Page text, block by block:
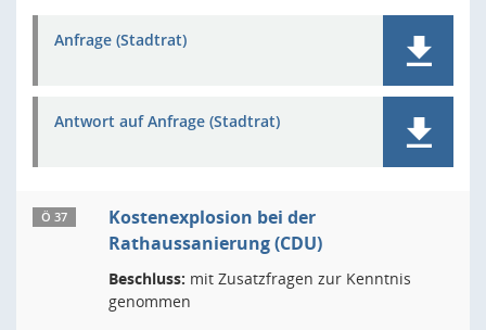
Anfrage (Stadtrat)
Antwort auf Anfrage (Stadtrat)
Ö 37
Kostenexplosion bei der
Rathaussanierung (CDU)
Beschluss: mit Zusatzfragen zur Kenntnis
genommen